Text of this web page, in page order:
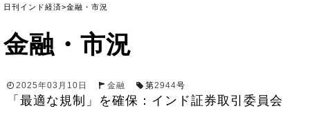
日刊インド経済>金融・市況
金融・市況
2025年03月10日 金融 第2944号
「最適な規制」を確保：インド証券取引委員会